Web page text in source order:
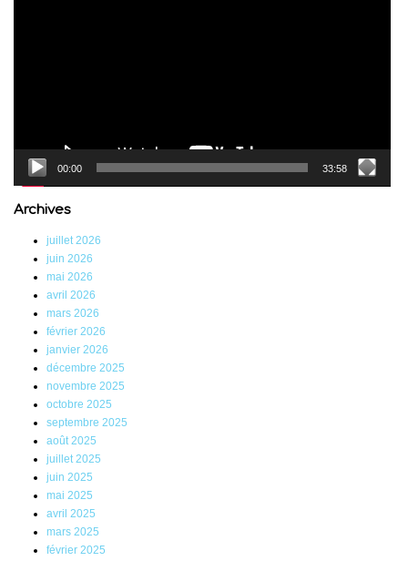
00:00 33:58
Archives
juillet 2026
juin 2026
mai 2026
avril 2026
mars 2026
février 2026
janvier 2026
décembre 2025
novembre 2025
octobre 2025
septembre 2025
août 2025
juillet 2025
juin 2025
mai 2025
avril 2025
mars 2025
février 2025